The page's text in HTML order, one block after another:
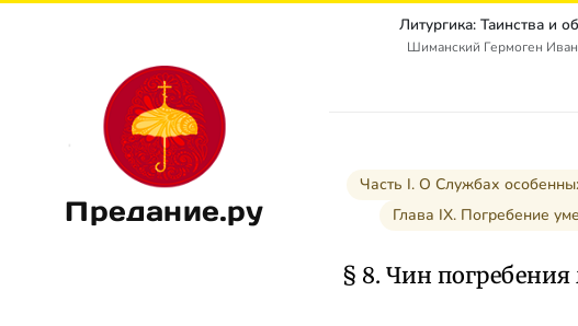
Предание.ру
Литургика: Таинства и
Шиманский Гермоген
Часть I. О Службах
Глава IX. Погребение
§ 8. Чин